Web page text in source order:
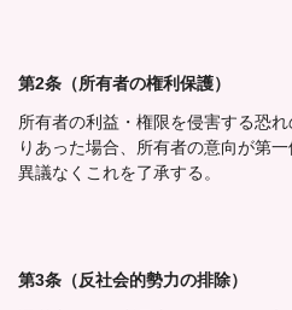
第2条（所有者の権利保護）
所有者の利益・権限を侵害する恐
りあった場合、所有者の意向が第
異議なくこれを了承する。
第3条（反社会的勢力の排除）